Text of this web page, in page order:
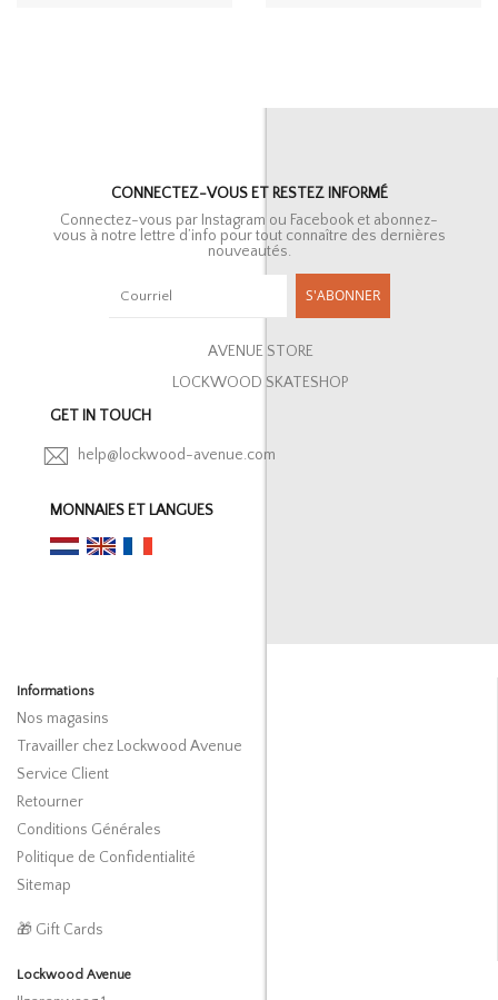
CONNECTEZ-VOUS ET RESTEZ INFORMÉ
Connectez-vous par Instagram ou Facebook et abonnez-
vous à notre lettre d’info pour tout connaître des dernières
nouveautés.
S'ABONNER
AVENUE STORE
LOCKWOOD SKATESHOP
GET IN TOUCH
help@lockwood-avenue.com
MONNAIES ET LANGUES
Informations
Nos magasins
Travailler chez Lockwood Avenue
Service Client
Retourner
Conditions Générales
Politique de Confidentialité
Sitemap
🎁 Gift Cards
Lockwood Avenue